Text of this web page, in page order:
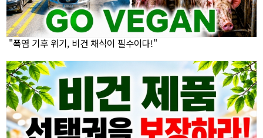
"폭염 기후 위기, 비건 채식이 필수이다!"